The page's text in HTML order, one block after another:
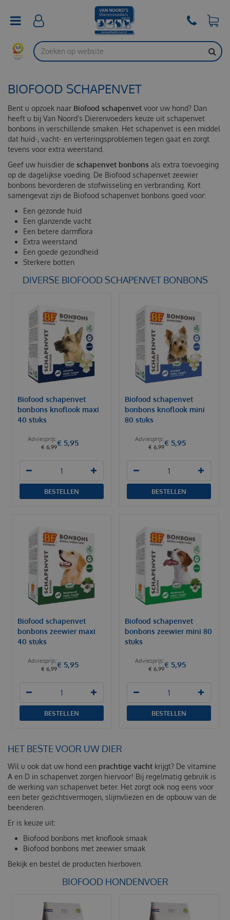
BIOFOOD SCHAPENVET
Bent u opzoek naar Biofood schapenvet voor uw hond? Dan
heeft u bij Van Noord’s Dierenvoeders keuze uit schapenvet
bonbons in verschillende smaken. Het schapenvet is een middel
dat huid-, vacht- en verteringsproblemen tegen gaat en zorgt
tevens voor extra weerstand.
Geef uw huisdier de schapenvet bonbons als extra toevoeging
op de dagelijkse voeding. De Biofood schapenvet zeewier
bonbons bevorderen de stofwisseling en verbranding. Kort
samengevat zijn de Biofood schapenvet bonbons goed voor:
Een gezonde huid
Een glanzende vacht
Een betere darmflora
Extra weerstand
Een goede gezondheid
Sterkere botten
DIVERSE BIOFOOD SCHAPENVET BONBONS
Biofood schapenvet
bonbons knoflook maxi
40 stuks
€ 6,99€ 5,95
BESTELLEN
Biofood schapenvet
bonbons knoflook mini
80 stuks
€ 6,99€ 5,95
BESTELLEN
Biofood schapenvet
bonbons zeewier maxi
40 stuks
€ 6,99€ 5,95
BESTELLEN
Biofood schapenvet
bonbons zeewier mini 80
stuks
€ 6,99€ 5,95
BESTELLEN
HET BESTE VOOR UW DIER
Wil u ook dat uw hond een prachtige vacht krijgt? De vitamine
A en D in schapenvet zorgen hiervoor! Bij regelmatig gebruik is
de werking van schapenvet beter. Het zorgt ook nog eens voor
een beter gezichtsvermogen, slijmvliezen en de opbouw van de
beenderen.
Er is keuze uit:
Biofood bonbons met knoflook smaak
Biofood bonbons met zeewier smaak
Bekijk en bestel de producten hierboven.
BIOFOOD HONDENVOER